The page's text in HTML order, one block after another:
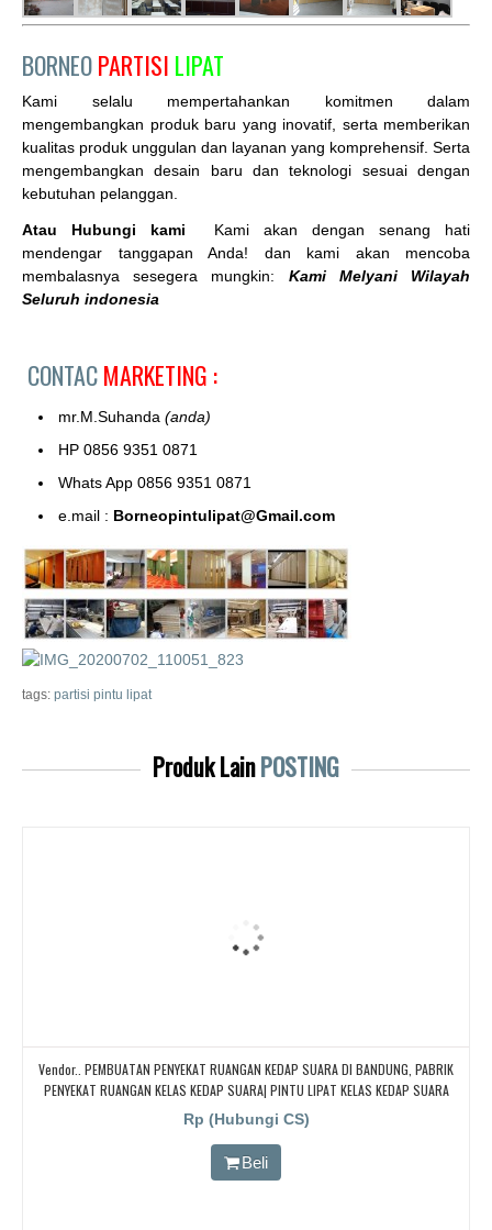
BORNEOPARTISI LIPAT
Kami selalu mempertahankan komitmen dalam
mengembangkan produk baru yang inovatif, serta memberikan
kualitas produk unggulan dan layanan yang komprehensif. Serta
mengembangkan desain baru dan teknologi sesuai dengan
kebutuhan pelanggan.
Atau Hubungi kami
Kami akan dengan senang hati
mendengar tanggapan Anda! dan kami akan mencoba
membalasnya sesegera mungkin: Kami Melyani Wilayah
Seluruh indonesia
CONTACMARKETING :
mr.M.Suhanda (anda)
HP 0856 9351 0871
Whats App 0856 9351 0871
e.mail : Borneopintulipat@Gmail.com
tags: partisi pintu lipat
Produk LainPOSTING
Vendor.. PEMBUATAN PENYEKAT RUANGAN KEDAP SUARA DI BANDUNG, PABRIK
PENYEKAT RUANGAN KELAS KEDAP SUARA| PINTU LIPAT KELAS KEDAP SUARA
Rp (Hubungi CS)
Beli